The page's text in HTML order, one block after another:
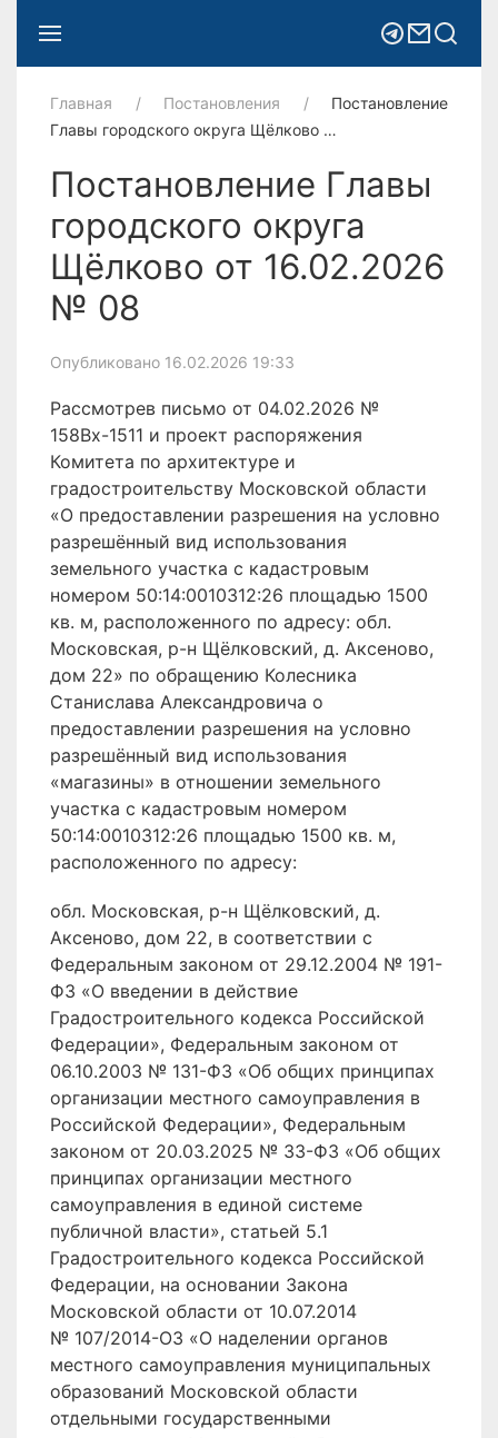
Главная Постановления
Постановление
Главы городского округа Щёлково …
Постановление Главы
городского округа
Щёлково от 16.02.2026
№ 08
Опубликовано 16.02.2026 19:33
Рассмотрев письмо от 04.02.2026 №
158Вх-1511 и проект распоряжения
Комитета по архитектуре и
градостроительству Московской области
«О предоставлении разрешения на условно
разрешённый вид использования
земельного участка с кадастровым
номером 50:14:0010312:26 площадью 1500
кв. м, расположенного по адресу: обл.
Московская, р-н Щёлковский, д. Аксеново,
дом 22» по обращению Колесника
Станислава Александровича о
предоставлении разрешения на условно
разрешённый вид использования
«магазины» в отношении земельного
участка с кадастровым номером
50:14:0010312:26 площадью 1500 кв. м,
расположенного по адресу:
обл. Московская, р-н Щёлковский, д.
Аксеново, дом 22, в соответствии с
Федеральным законом от 29.12.2004 № 191-
ФЗ «О введении в действие
Градостроительного кодекса Российской
Федерации», Федеральным законом от
06.10.2003 № 131-ФЗ «Об общих принципах
организации местного самоуправления в
Российской Федерации», Федеральным
законом от 20.03.2025 № 33-ФЗ «Об общих
принципах организации местного
самоуправления в единой системе
публичной власти», статьей 5.1
Градостроительного кодекса Российской
Федерации, на основании Закона
Московской области от 10.07.2014
№ 107/2014-ОЗ «О наделении органов
местного самоуправления муниципальных
образований Московской области
отдельными государственными